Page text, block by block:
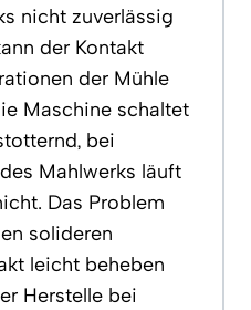
nicht zuverlässig
der Kontakt
der Mühle
Maschine schaltet
bei
Mahlwerks läuft
Das Problem
solideren
leicht beheben
Herstelle bei